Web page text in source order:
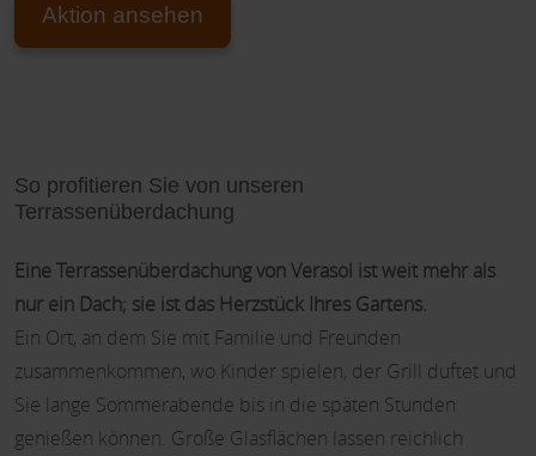
Aktion ansehen
So profitieren Sie von unseren
Terrassenüberdachung
Eine Terrassenüberdachung von Verasol ist weit mehr als
nur ein Dach; sie ist das Herzstück Ihres Gartens.
Ein Ort, an dem Sie mit Familie und Freunden
zusammenkommen, wo Kinder spielen, der Grill duftet und
Sie lange Sommerabende bis in die späten Stunden
genießen können. Große Glasflächen lassen reichlich